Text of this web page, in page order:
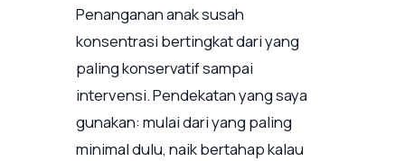
Penanganan anak susah
konsentrasi bertingkat dari yang
paling konservatif sampai
intervensi. Pendekatan yang saya
gunakan: mulai dari yang paling
minimal dulu, naik bertahap kalau